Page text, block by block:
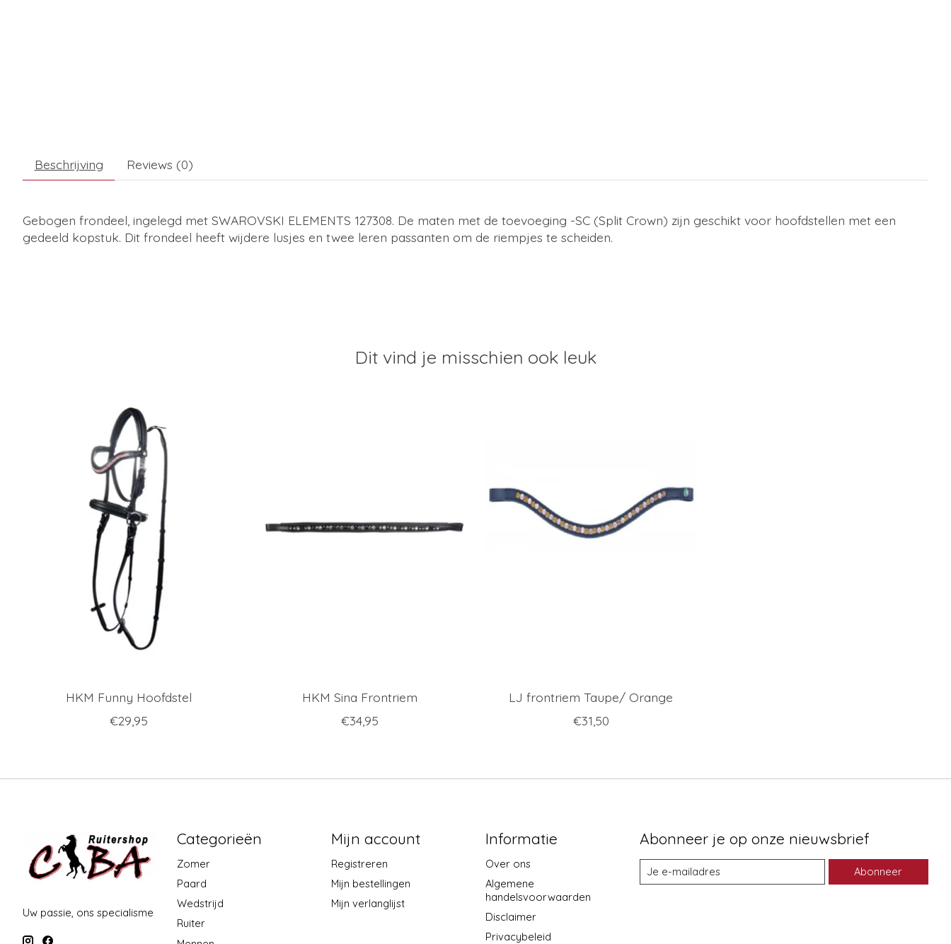
Beschrijving Reviews (0)
Gebogen frondeel, ingelegd met SWAROVSKI ELEMENTS 127308. De maten met de toevoeging -SC (Split Crown) zijn geschikt voor hoofdstellen met een
gedeeld kopstuk. Dit frondeel heeft wijdere lusjes en twee leren passanten om de riempjes te scheiden.
Dit vind je misschien ook leuk
Items van productcarrousel
HKM Funny Hoofdstel
€29,95
HKM Sina Frontriem
€34,95
LJ frontriem Taupe/ Orange
€31,50
Uw passie, ons specialisme
Categorieën
Zomer
Paard
Wedstrijd
Ruiter
Mijn account
Registreren
Mijn bestellingen
Mijn verlanglijst
Informatie
Over ons
Algemene
handelsvoorwaarden
Disclaimer
Privacybeleid
Abonneer je op onze nieuwsbrief
Abonneer